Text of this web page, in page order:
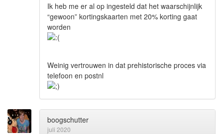
Ik heb me er al op ingesteld dat het waarschijnlijk
“gewoon” kortingskaarten met 20% korting gaat
worden
Weinig vertrouwen in dat prehistorische proces via
telefoon en postnl
boogschutter
juli 2020